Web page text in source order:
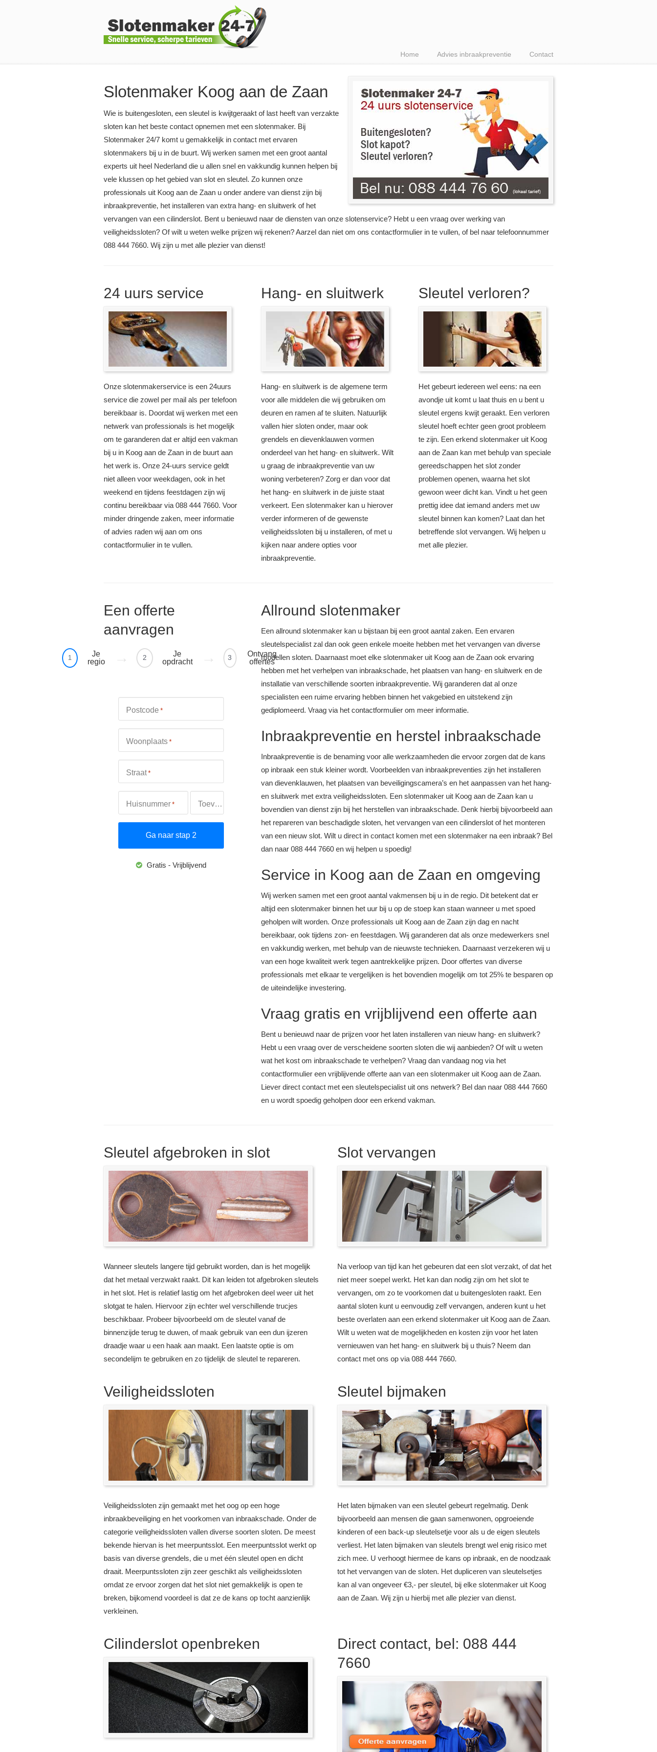
Home Advies inbraakpreventie Contact
Slotenmaker Koog aan de Zaan
Wie is buitengesloten, een sleutel is kwijtgeraakt of last heeft van verzakte
sloten kan het beste contact opnemen met een slotenmaker. Bij
Slotenmaker 24/7 komt u gemakkelijk in contact met ervaren
slotenmakers bij u in de buurt. Wij werken samen met een groot aantal
experts uit heel Nederland die u allen snel en vakkundig kunnen helpen bij
vele klussen op het gebied van slot en sleutel. Zo kunnen onze
professionals uit Koog aan de Zaan u onder andere van dienst zijn bij
inbraakpreventie, het installeren van extra hang- en sluitwerk of het
vervangen van een cilinderslot. Bent u benieuwd naar de diensten van onze slotenservice? Hebt u een vraag over werking van
veiligheidssloten? Of wilt u weten welke prijzen wij rekenen? Aarzel dan niet om ons contactformulier in te vullen, of bel naar telefoonnummer
088 444 7660. Wij zijn u met alle plezier van dienst!
24 uurs service
Onze slotenmakerservice is een 24uurs
service die zowel per mail als per telefoon
bereikbaar is. Doordat wij werken met een
netwerk van professionals is het mogelijk
om te garanderen dat er altijd een vakman
bij u in Koog aan de Zaan in de buurt aan
het werk is. Onze 24-uurs service geldt
niet alleen voor weekdagen, ook in het
weekend en tijdens feestdagen zijn wij
continu bereikbaar via 088 444 7660. Voor
minder dringende zaken, meer informatie
of advies raden wij aan om ons
contactformulier in te vullen.
Hang- en sluitwerk
Hang- en sluitwerk is de algemene term
voor alle middelen die wij gebruiken om
deuren en ramen af te sluiten. Natuurlijk
vallen hier sloten onder, maar ook
grendels en dievenklauwen vormen
onderdeel van het hang- en sluitwerk. Wilt
u graag de inbraakpreventie van uw
woning verbeteren? Zorg er dan voor dat
het hang- en sluitwerk in de juiste staat
verkeert. Een slotenmaker kan u hierover
verder informeren of de gewenste
veiligheidssloten bij u installeren, of met u
kijken naar andere opties voor
inbraakpreventie.
Sleutel verloren?
Het gebeurt iedereen wel eens: na een
avondje uit komt u laat thuis en u bent u
sleutel ergens kwijt geraakt. Een verloren
sleutel hoeft echter geen groot probleem
te zijn. Een erkend slotenmaker uit Koog
aan de Zaan kan met behulp van speciale
gereedschappen het slot zonder
problemen openen, waarna het slot
gewoon weer dicht kan. Vindt u het geen
prettig idee dat iemand anders met uw
sleutel binnen kan komen? Laat dan het
betreffende slot vervangen. Wij helpen u
met alle plezier.
Een offerte
aanvragen
1
Je
regio
2
Je
opdracht
3
Ontvang
offertes
Postcode *
Woonplaats *
Straat *
Huisnummer * Toevoeging
Gratis - Vrijblijvend
Allround slotenmaker
Een allround slotenmaker kan u bijstaan bij een groot aantal zaken. Een ervaren
sleutelspecialist zal dan ook geen enkele moeite hebben met het vervangen van diverse
modellen sloten. Daarnaast moet elke slotenmaker uit Koog aan de Zaan ook ervaring
hebben met het verhelpen van inbraakschade, het plaatsen van hang- en sluitwerk en de
installatie van verschillende soorten inbraakpreventie. Wij garanderen dat al onze
specialisten een ruime ervaring hebben binnen het vakgebied en uitstekend zijn
gediplomeerd. Vraag via het contactformulier om meer informatie.
Inbraakpreventie en herstel inbraakschade
Inbraakpreventie is de benaming voor alle werkzaamheden die ervoor zorgen dat de kans
op inbraak een stuk kleiner wordt. Voorbeelden van inbraakpreventies zijn het installeren
van dievenklauwen, het plaatsen van beveiligingscamera’s en het aanpassen van het hang-
en sluitwerk met extra veiligheidssloten. Een slotenmaker uit Koog aan de Zaan kan u
bovendien van dienst zijn bij het herstellen van inbraakschade. Denk hierbij bijvoorbeeld aan
het repareren van beschadigde sloten, het vervangen van een cilinderslot of het monteren
van een nieuw slot. Wilt u direct in contact komen met een slotenmaker na een inbraak? Bel
dan naar 088 444 7660 en wij helpen u spoedig!
Service in Koog aan de Zaan en omgeving
Wij werken samen met een groot aantal vakmensen bij u in de regio. Dit betekent dat er
altijd een slotenmaker binnen het uur bij u op de stoep kan staan wanneer u met spoed
geholpen wilt worden. Onze professionals uit Koog aan de Zaan zijn dag en nacht
bereikbaar, ook tijdens zon- en feestdagen. Wij garanderen dat als onze medewerkers snel
en vakkundig werken, met behulp van de nieuwste technieken. Daarnaast verzekeren wij u
van een hoge kwaliteit werk tegen aantrekkelijke prijzen. Door offertes van diverse
professionals met elkaar te vergelijken is het bovendien mogelijk om tot 25% te besparen op
de uiteindelijke investering.
Vraag gratis en vrijblijvend een offerte aan
Bent u benieuwd naar de prijzen voor het laten installeren van nieuw hang- en sluitwerk?
Hebt u een vraag over de verscheidene soorten sloten die wij aanbieden? Of wilt u weten
wat het kost om inbraakschade te verhelpen? Vraag dan vandaag nog via het
contactformulier een vrijblijvende offerte aan van een slotenmaker uit Koog aan de Zaan.
Liever direct contact met een sleutelspecialist uit ons netwerk? Bel dan naar 088 444 7660
en u wordt spoedig geholpen door een erkend vakman.
Sleutel afgebroken in slot
Wanneer sleutels langere tijd gebruikt worden, dan is het mogelijk
dat het metaal verzwakt raakt. Dit kan leiden tot afgebroken sleutels
in het slot. Het is relatief lastig om het afgebroken deel weer uit het
slotgat te halen. Hiervoor zijn echter wel verschillende trucjes
beschikbaar. Probeer bijvoorbeeld om de sleutel vanaf de
binnenzijde terug te duwen, of maak gebruik van een dun ijzeren
draadje waar u een haak aan maakt. Een laatste optie is om
secondelijm te gebruiken en zo tijdelijk de sleutel te repareren.
Slot vervangen
Na verloop van tijd kan het gebeuren dat een slot verzakt, of dat het
niet meer soepel werkt. Het kan dan nodig zijn om het slot te
vervangen, om zo te voorkomen dat u buitengesloten raakt. Een
aantal sloten kunt u eenvoudig zelf vervangen, anderen kunt u het
beste overlaten aan een erkend slotenmaker uit Koog aan de Zaan.
Wilt u weten wat de mogelijkheden en kosten zijn voor het laten
vernieuwen van het hang- en sluitwerk bij u thuis? Neem dan
contact met ons op via 088 444 7660.
Veiligheidssloten
Veiligheidssloten zijn gemaakt met het oog op een hoge
inbraakbeveiliging en het voorkomen van inbraakschade. Onder de
categorie veiligheidssloten vallen diverse soorten sloten. De meest
bekende hiervan is het meerpuntsslot. Een meerpuntsslot werkt op
basis van diverse grendels, die u met één sleutel open en dicht
draait. Meerpuntssloten zijn zeer geschikt als veiligheidssloten
omdat ze ervoor zorgen dat het slot niet gemakkelijk is open te
breken, bijkomend voordeel is dat ze de kans op tocht aanzienlijk
verkleinen.
Sleutel bijmaken
Het laten bijmaken van een sleutel gebeurt regelmatig. Denk
bijvoorbeeld aan mensen die gaan samenwonen, opgroeiende
kinderen of een back-up sleutelsetje voor als u de eigen sleutels
verliest. Het laten bijmaken van sleutels brengt wel enig risico met
zich mee. U verhoogt hiermee de kans op inbraak, en de noodzaak
tot het vervangen van de sloten. Het dupliceren van sleutelsetjes
kan al van ongeveer €3,- per sleutel, bij elke slotenmaker uit Koog
aan de Zaan. Wij zijn u hierbij met alle plezier van dienst.
Cilinderslot openbreken
Direct contact, bel: 088 444
7660